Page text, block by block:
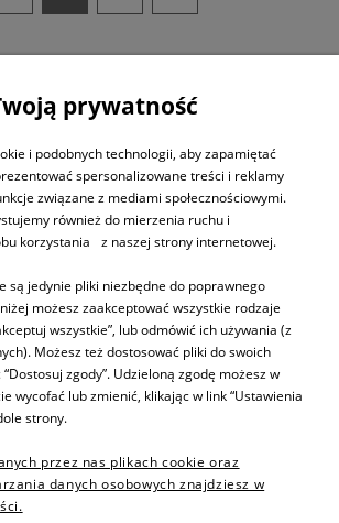
SIĘ DO
Informacje
Sprzedaż produktów
prywatność
i podobnych technologii, aby zapamiętać
spersonalizowane treści i reklamy
związane z mediami społecznościowymi.
również do mierzenia ruchu i
korzystania z naszej strony internetowej.
są jedynie pliki niezbędne do poprawnego
możesz zaakceptować wszystkie rodzaje
wszystkie”, lub odmówić ich używania (z
Możesz też dostosować pliki do swoich
zgody”. Udzieloną zgodę możesz w
wycofać lub zmienić, klikając w link “Ustawienia
strony.
przez nas plikach cookie oraz
danych osobowych znajdziesz w